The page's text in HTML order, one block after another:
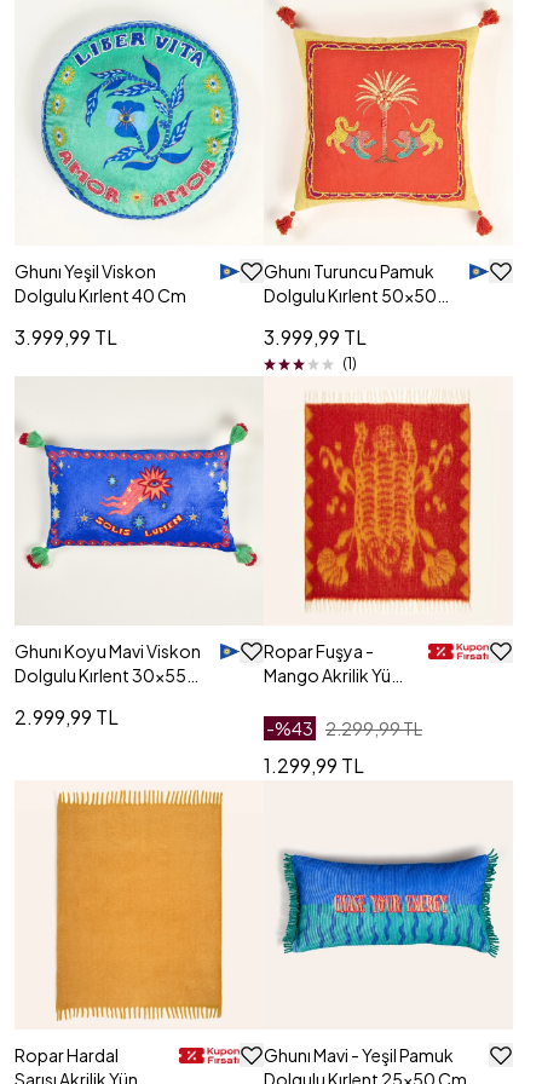
Ghunı Yeşil Viskon
Dolgulu Kırlent 40 Cm
3.999,99 TL
Ghunı Turuncu Pamuk
Dolgulu Kırlent 50x50
3.999,99 TL
(1)
Ghunı Koyu Mavi Viskon
Dolgulu Kırlent 30x55
2.999,99 TL
Ropar Fuşya -
Mango Akrilik Yün
130x180 Cm
-%43 2.299,99 TL
1.299,99 TL
Ropar Hardal
Sarısı Akrilik Yün
Ghunı Mavi - Yeşil Pamuk
Dolgulu Kırlent 25x50 Cm